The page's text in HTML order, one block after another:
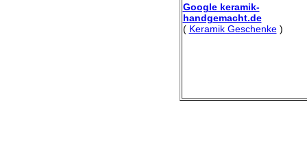
Google keramik-
handgemacht.de
( Keramik Geschenke)